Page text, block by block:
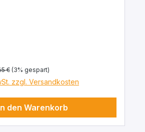
Preis:
€ (3% gespart)
zzgl. Versandkosten
den Warenkorb